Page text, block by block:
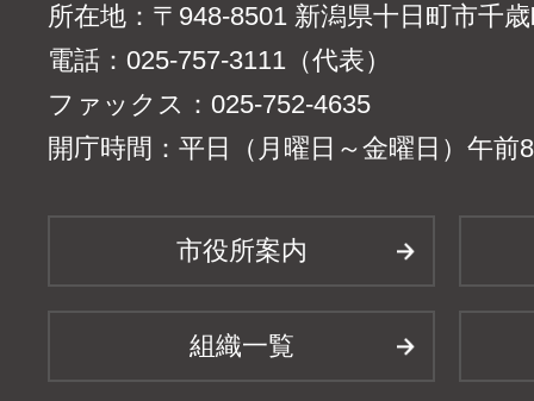
所在地：〒948-8501 新潟県十日町市千
電話：025-757-3111（代表）
ファックス：025-752-4635
開庁時間：平日（月曜日～金曜日）午前
市役所案内
組織一覧